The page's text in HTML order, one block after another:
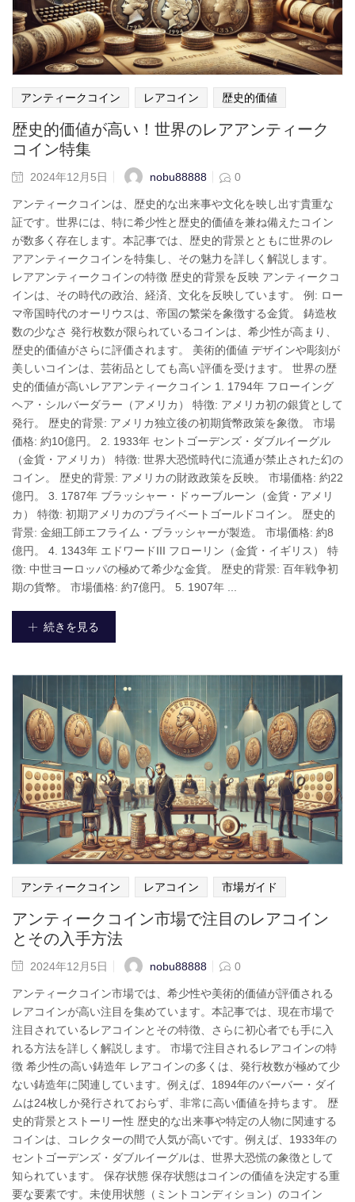
アンティークコイン レアコイン 歴史的価値
歴史的価値が高い！世界のレアアンティーク
コイン特集
2024年12月5日 nobu88888 0
アンティークコインは、歴史的な出来事や文化を映し出す貴重な
証です。世界には、特に希少性と歴史的価値を兼ね備えたコイン
が数多く存在します。本記事では、歴史的背景とともに世界のレ
アアンティークコインを特集し、その魅力を詳しく解説します。
レアアンティークコインの特徴 歴史的背景を反映 アンティークコ
インは、その時代の政治、経済、文化を反映しています。 例: ロー
マ帝国時代のオーリウスは、帝国の繁栄を象徴する金貨。 鋳造枚
数の少なさ 発行枚数が限られているコインは、希少性が高まり、
歴史的価値がさらに評価されます。 美術的価値 デザインや彫刻が
美しいコインは、芸術品としても高い評価を受けます。 世界の歴
史的価値が高いレアアンティークコイン 1. 1794年 フローイング
ヘア・シルバーダラー（アメリカ） 特徴: アメリカ初の銀貨として
発行。 歴史的背景: アメリカ独立後の初期貨幣政策を象徴。 市場
価格: 約10億円。 2. 1933年 セントゴーデンズ・ダブルイーグル
（金貨・アメリカ） 特徴: 世界大恐慌時代に流通が禁止された幻の
コイン。 歴史的背景: アメリカの財政政策を反映。 市場価格: 約22
億円。 3. 1787年 ブラッシャー・ドゥーブルーン（金貨・アメリ
カ） 特徴: 初期アメリカのプライベートゴールドコイン。 歴史的
背景: 金細工師エフライム・ブラッシャーが製造。 市場価格: 約8
億円。 4. 1343年 エドワードIII フローリン（金貨・イギリス） 特
徴: 中世ヨーロッパの極めて希少な金貨。 歴史的背景: 百年戦争初
期の貨幣。 市場価格: 約7億円。 5. 1907年 ...
続きを見る
アンティークコイン レアコイン 市場ガイド
アンティークコイン市場で注目のレアコイン
とその入手方法
2024年12月5日 nobu88888 0
アンティークコイン市場では、希少性や美術的価値が評価される
レアコインが高い注目を集めています。本記事では、現在市場で
注目されているレアコインとその特徴、さらに初心者でも手に入
れる方法を詳しく解説します。 市場で注目されるレアコインの特
徴 希少性の高い鋳造年 レアコインの多くは、発行枚数が極めて少
ない鋳造年に関連しています。例えば、1894年のバーバー・ダイ
ムは24枚しか発行されておらず、非常に高い価値を持ちます。 歴
史的背景とストーリー性 歴史的な出来事や特定の人物に関連する
コインは、コレクターの間で人気が高いです。例えば、1933年の
セントゴーデンズ・ダブルイーグルは、世界大恐慌の象徴として
知られています。 保存状態 保存状態はコインの価値を決定する重
要な要素です。未使用状態（ミントコンディション）のコイン